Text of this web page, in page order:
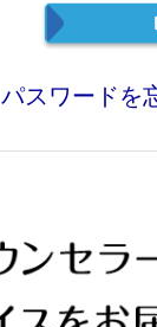
パスワードを